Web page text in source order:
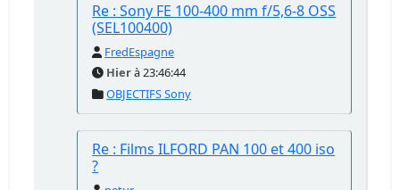
Re : Sony FE 100-400 mm f/5,6-8 OSS
(SEL100400)
FredEspagne
Hierà 23:46:44
OBJECTIFS Sony
Re : Films ILFORD PAN 100 et 400 iso
?